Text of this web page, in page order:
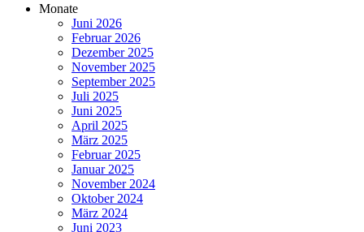
Monate
Juni 2026
Februar 2026
Dezember 2025
November 2025
September 2025
Juli 2025
Juni 2025
April 2025
März 2025
Februar 2025
Januar 2025
November 2024
Oktober 2024
März 2024
Juni 2023